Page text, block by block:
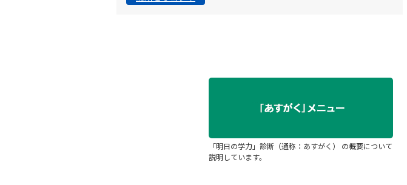
「明日の学力」診断（通称：あすがく） の概要について
説明しています。